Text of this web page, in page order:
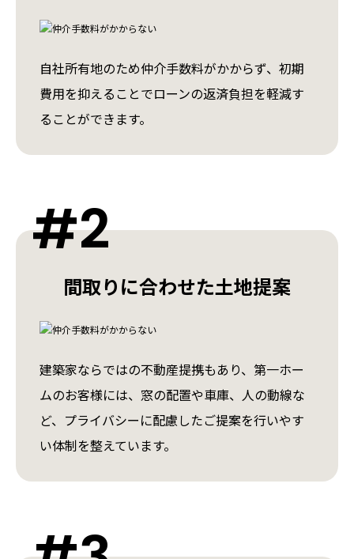
自社所有地のため仲介手数料がかからず、初期
費用を抑えることでローンの返済負担を軽減す
ることができます。
#2
間取りに合わせた土地提案
建築家ならではの不動産提携もあり、第一ホー
ムのお客様には、窓の配置や車庫、人の動線な
ど、プライバシーに配慮したご提案を行いやす
い体制を整えています。